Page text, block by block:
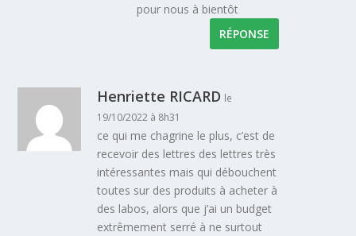
pour nous à bientôt
RÉPONSE
Henriette RICARD le
19/10/2022 à 8h31
ce qui me chagrine le plus, c’est de
recevoir des lettres des lettres très
intéressantes mais qui débouchent
toutes sur des produits à acheter à
des labos, alors que j’ai un budget
extrêmement serré à ne surtout